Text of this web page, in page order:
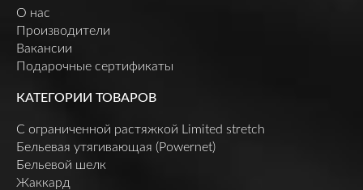
О нас
Производители
Вакансии
Подарочные сертификаты
КАТЕГОРИИ ТОВАРОВ
C ограниченной растяжкой Limited stretch
Бельевая утягивающая (Powernet)
Бельевой шелк
Жаккард